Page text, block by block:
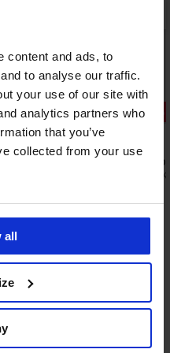
content and ads, to
to analyse our traffic.
your use of our site with
analytics partners who
that you’ve
collected from your use
all
5
Dream Edit
Sleva -40%
Saténové
699
Bavlněné